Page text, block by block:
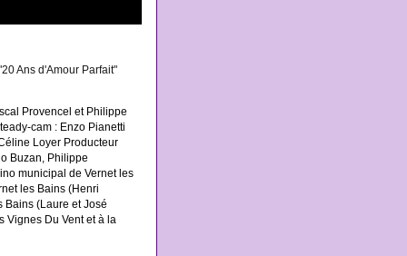
Ans d'Amour Parfait"
Provencel et Philippe
cam : Enzo Pianetti
Loyer Producteur
Buzan, Philippe
municipal de Vernet les
les Bains (Henri
Bains (Laure et José
Vignes Du Vent et à la